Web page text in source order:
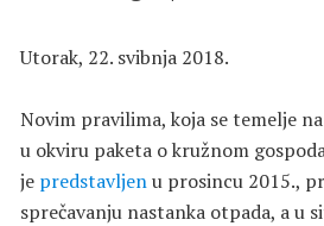
Utorak, 22. svibnja 2018.
Novim pravilima, koja se temelje
u okviru paketa o kružnom
je predstavljenu prosincu 2015.,
sprečavanju nastanka otpada, a u